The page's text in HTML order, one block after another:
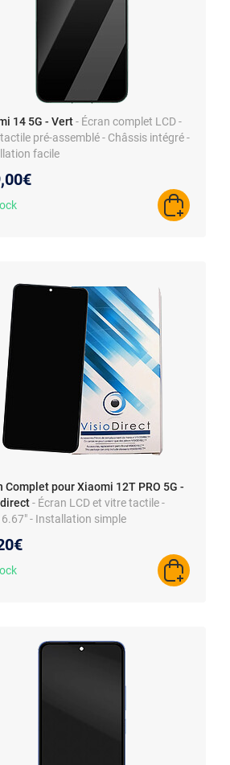
14 5G - Vert- Écran complet LCD -
pré-assemblé - Châssis intégré -
facile
AJOUTER
Complet pour Xiaomi 12T PRO 5G -
- Écran LCD et vitre tactile -
6.67" - Installation simple
AJOUTER